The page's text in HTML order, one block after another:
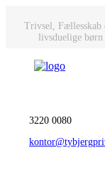
Trivsel, Fællesskab
livsduelige
3220 0080